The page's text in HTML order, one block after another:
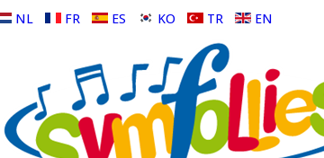
NL FR ES KO TR EN